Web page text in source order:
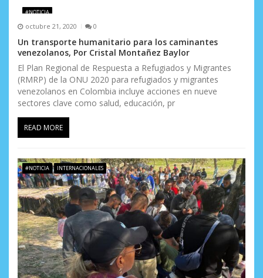
n
t
r
a
d
a
s
#NOTICIA
octubre 21, 2020 0
Un transporte humanitario para los caminantes
venezolanos, Por Cristal Montañez Baylor
El Plan Regional de Respuesta a Refugiados y Migrantes
(RMRP) de la ONU 2020 para refugiados y migrantes
venezolanos en Colombia incluye acciones en nueve
sectores clave como salud, educación, pr
READ MORE
#NOTICIA INTERNACIONALES